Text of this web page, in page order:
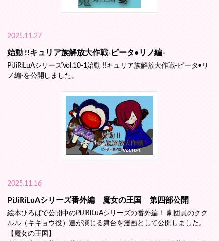
2025.11.27
始動 !!キュリア族解放大作戦-ピータ•リノ編-
PiJiRiLuAシリーズVol.10-1始動 !!キュリア族解放大作戦-ピータ•リ
ノ編-を公開しました。
2025.11.16
PiJiRiLuAシリーズ番外編 魔女の王国 第四部公開
絵本ひろばで公開中のPiJiRiLuAシリーズの番外編！ 劇団員のクク
ルル（キキョウ役）達が演じる舞台を漫画として公開しました。
【魔女の王国】